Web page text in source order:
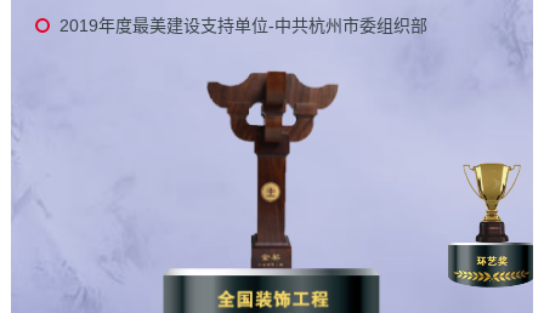
2019年度最美建设支持单位-中共杭州市委组织部